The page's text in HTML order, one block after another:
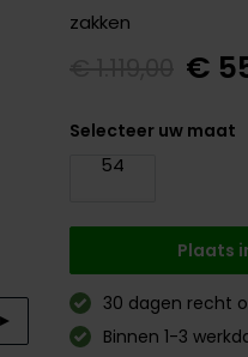
zakken
€
Selecteer uw maat
54
Plaats
30 dagen recht
Binnen 1-3